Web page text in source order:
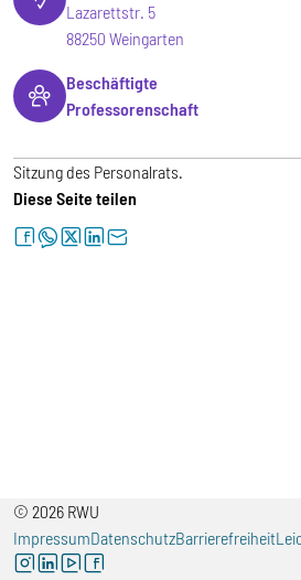
Lazarettstr. 5
88250 Weingarten
Beschäftigte
Professorenschaft
Sitzung des Personalrats.
Diese Seite teilen
facebookwhatsapptwitterlinkedinletter
© 2026 RWU
ImpressumDatenschutzBarrierefreiheit
instagramlinkedinyoutubefacebook